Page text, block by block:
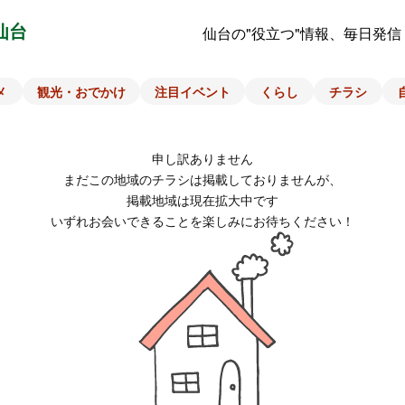
台 仙台の"役立つ"情報、毎日発信
観光・おでかけ 注目イベント くらし チラシ
申し訳ありません
まだこの地域のチラシは掲載しておりませんが、
掲載地域は現在拡大中です
いずれお会いできることを楽しみにお待ちください！